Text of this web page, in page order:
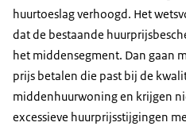
huurtoeslag verhoogd. Het
dat de bestaande
het middensegment. Dan gaan
prijs betalen die past bij de
middenhuurwoning en krijgen
excessieve huurprijsstijgingen